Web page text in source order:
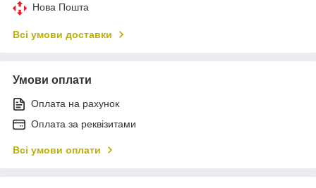
Нова Пошта
Всі умови доставки
Умови оплати
Оплата на рахунок
Оплата за реквізитами
Всі умови оплати